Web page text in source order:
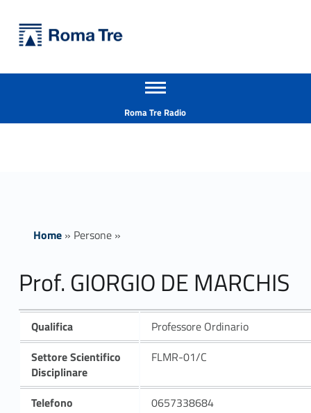
Prof. GIORGIO DE MARCHIS insegnamenti - Università Roma Tre
Apri il menu secondario
Roma Tre Radio
Home» Persone»
Prof. GIORGIO DE MARCHIS
Qualifica
Professore Ordinario
Settore Scientifico
Disciplinare
FLMR-01/C
Telefono
0657338684